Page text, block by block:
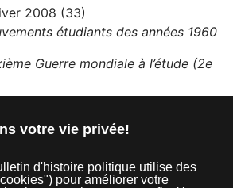
votre vie privée!
d'histoire politique utilise des
pour améliorer votre
2008 (33)
étudiants des années 1960
Guerre mondiale à l’étude (2e
Tremblay (1953-1956) :